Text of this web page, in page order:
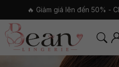
✨ Giảm ngay đến